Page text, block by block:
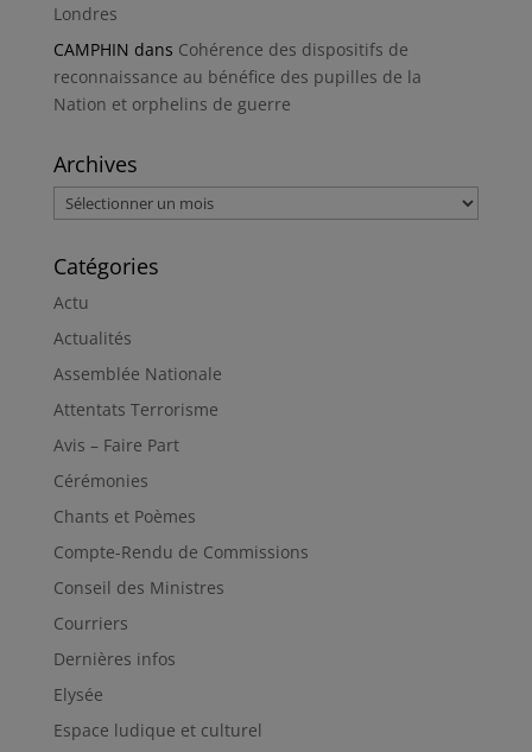
Londres
CAMPHIN dans Cohérence des dispositifs de
reconnaissance au bénéfice des pupilles de la
Nation et orphelins de guerre
Archives
Archives
Catégories
Actu
Actualités
Assemblée Nationale
Attentats Terrorisme
Avis – Faire Part
Cérémonies
Chants et Poèmes
Compte-Rendu de Commissions
Conseil des Ministres
Courriers
Dernières infos
Elysée
Espace ludique et culturel